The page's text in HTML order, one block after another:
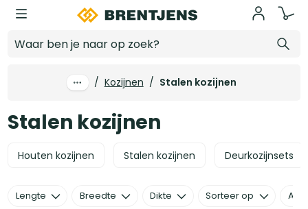
Ga naar hoofdinhoud
/ Kozijnen / Stalen kozijnen
Stalen kozijnen
Houten kozijnen Stalen kozijnen Deurkozijnsets
Lengte Breedte Dikte Sorteer op Alle